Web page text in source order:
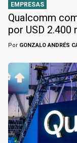
EMPRESAS
Qualcomm
por USD 2.400
Por GONZALO ANDRÉS